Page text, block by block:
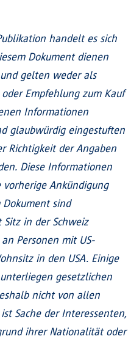
handelt es sich
Dokument dienen
gelten weder als
Empfehlung zum Kauf
Informationen
glaubwürdig eingestuften
Richtigkeit der Angaben
Diese Informationen
Ankündigung
sind
Sitz in der Schweiz
Personen mit US-
in den USA. Einige
gesetzlichen
nicht von allen
Sache der Interessenten,
ihrer Nationalität oder